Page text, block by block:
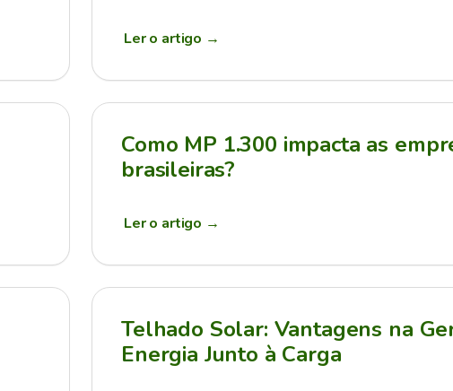
Ler o artigo →
Como MP 1.300 impacta as
brasileiras?
Ler o artigo →
Telhado Solar: Vantagens na
Energia Junto à Carga